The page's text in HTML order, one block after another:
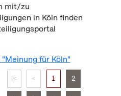
mit/zu
in Köln finden
für Köln"
|< < 1 2